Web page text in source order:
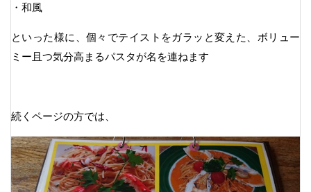
・和風
といった様に、個々でテイストをガラッと変えた、ボリュー
ミー且つ気分高まるパスタが名を連ねます
続くページの方では、